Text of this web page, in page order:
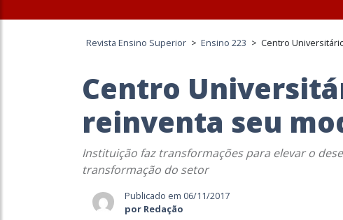
Revista Ensino Superior > Ensino 223 > Centro
Centro
reinventa seu
Instituição faz transformações para elevar o
transformação do setor
Publicado em 06/11/2017
por Redação